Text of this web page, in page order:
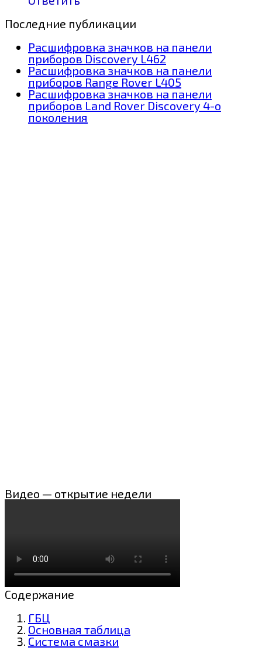
Последние публикации
Расшифровка значков на панели
приборов Discovery L462
Расшифровка значков на панели
приборов Range Rover L405
Расшифровка значков на панели
приборов Land Rover Discovery 4-о
поколения
Видео — открытие недели
Содержание
ГБЦ
Основная таблица
Система смазки